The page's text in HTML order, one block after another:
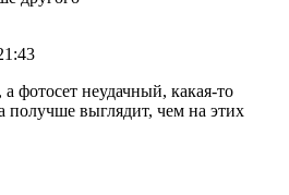
фотосет неудачный, какая-то
выглядит, чем на этих